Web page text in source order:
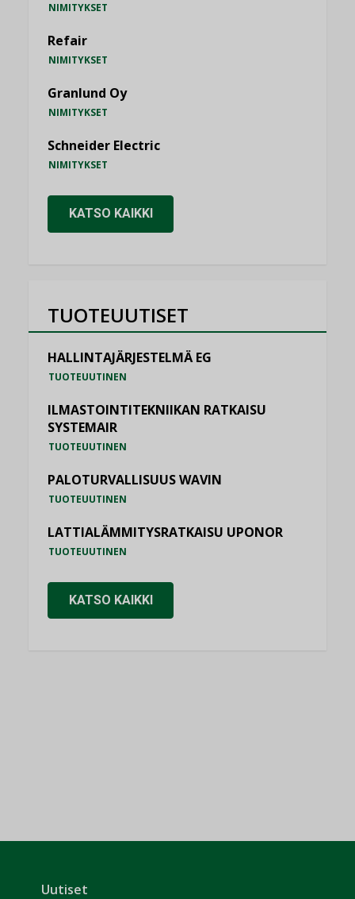
NIMITYKSET
Refair
NIMITYKSET
Granlund Oy
NIMITYKSET
Schneider Electric
NIMITYKSET
KATSO KAIKKI
TUOTEUUTISET
HALLINTAJÄRJESTELMÄ EG
TUOTEUUTINEN
ILMASTOINTITEKNIIKAN RATKAISU
SYSTEMAIR
TUOTEUUTINEN
PALOTURVALLISUUS WAVIN
TUOTEUUTINEN
LATTIALÄMMITYSRATKAISU UPONOR
TUOTEUUTINEN
KATSO KAIKKI
Uutiset